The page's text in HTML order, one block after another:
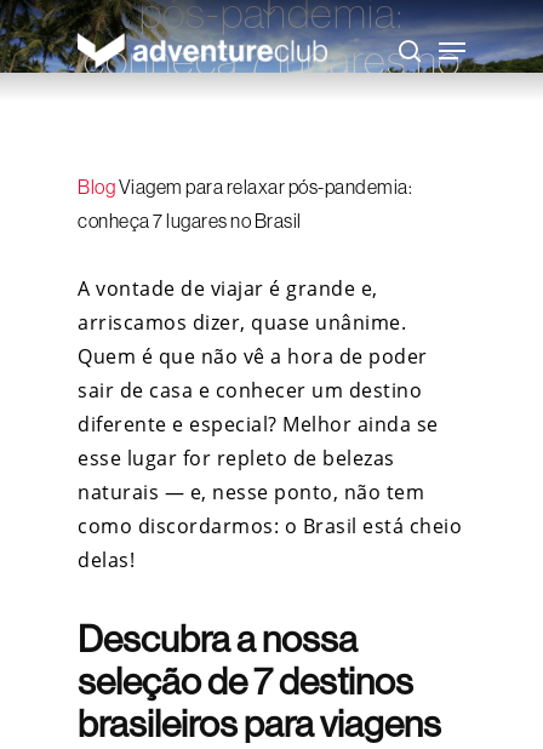
Skip
to
main
content
search
Menu
pós-pandemia:
conheça 7 lugares no
26 de abril de 2021
BlogViagem para relaxar pós-pandemia:
conheça 7 lugares no Brasil
A vontade de viajar é grande e,
arriscamos dizer, quase unânime.
Quem é que não vê a hora de poder
sair de casa e conhecer um destino
diferente e especial? Melhor ainda se
esse lugar for repleto de belezas
naturais — e, nesse ponto, não tem
como discordarmos: o Brasil está cheio
delas!
Descubra a nossa
seleção de 7 destinos
brasileiros para viagens